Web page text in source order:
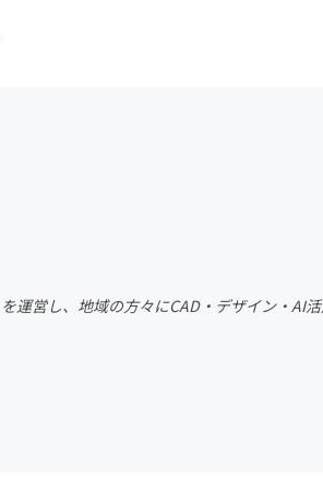
ファッション
運営し、地域の方々にCAD・デザイン・AI